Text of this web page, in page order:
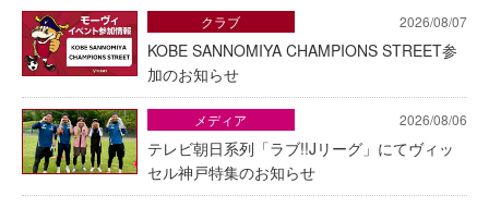
2026/08/07
KOBE SANNOMIYA CHAMPIONS STREET参
加のお知らせ
クラブ
2026/08/06
テレビ朝日系列「ラブ!!Jリーグ」にてヴィッ
セル神戸特集のお知らせ
メディア